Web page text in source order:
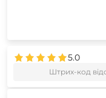
5.0
Штрих-код